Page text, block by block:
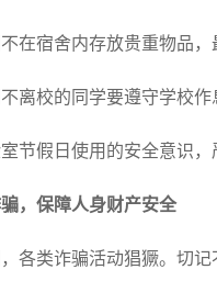
在宿舍内存放贵重物品
离校的同学要遵守学校
节假日使用的安全意识
，保障人身财产安全
各类诈骗活动猖獗。切记